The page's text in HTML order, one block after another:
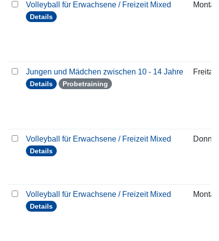
Volleyball für Erwachsene / Freizeit Mixed
Details
Montag
Jungen und Mädchen zwischen 10 - 14 Jahre
Details Probetraining
Freitag
Volleyball für Erwachsene / Freizeit Mixed
Details
Volleyball für Erwachsene / Freizeit Mixed
Details
Montag